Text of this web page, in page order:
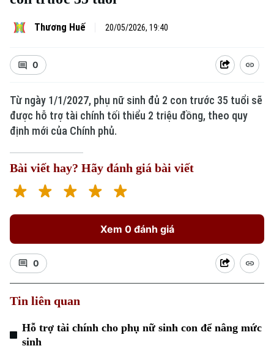
Thương Huế 20/05/2026, 19:40
0
Từ ngày 1/1/2027, phụ nữ sinh đủ 2 con trước 35 tuổi sẽ
được hỗ trợ tài chính tối thiểu 2 triệu đồng, theo quy
định mới của Chính phủ.
Bài viết hay? Hãy đánh giá bài viết
Xem 0 đánh giá
0
Tin liên quan
Hỗ trợ tài chính cho phụ nữ sinh con để nâng mức
sinh